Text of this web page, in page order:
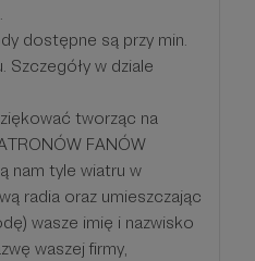
dostępne są przy min.
Szczegóły w dziale
tworząc na
FANÓW
nam tyle wiatru w
radia oraz umieszczając
wasze imię i nazwisko
waszej firmy,